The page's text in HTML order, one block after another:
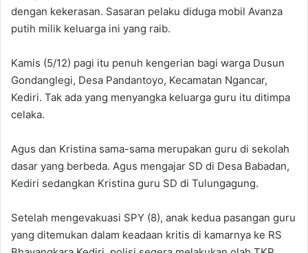
dengan kekerasan. Sasaran pelaku diduga mobil Avanza
putih milik keluarga ini yang raib.
Kamis (5/12) pagi itu penuh kengerian bagi warga Dusun
Gondanglegi, Desa Pandantoyo, Kecamatan Ngancar,
Kediri. Tak ada yang menyangka keluarga guru itu ditimpa
celaka.
Agus dan Kristina sama-sama merupakan guru di sekolah
dasar yang berbeda. Agus mengajar SD di Desa Babadan,
Kediri sedangkan Kristina guru SD di Tulungagung.
Setelah mengevakuasi SPY (8), anak kedua pasangan guru
yang ditemukan dalam keadaan kritis di kamarnya ke RS